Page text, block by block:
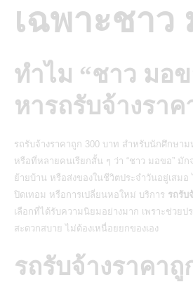
เฉพาะชาว
ทำไม “ชาว มอ
หารถรับจ้างราค
รถรับจ้างราคาถูก 300 บาท สำหรับนักศึกษา
หรือที่หลายคนเรียกสั้น ๆ ว่า “ชาว มอขอ” มั
ย้ายบ้าน หรือส่งของในชีวิตประจำวันอยู่เสมอ
ปิดเทอม หรือการเปลี่ยนหอใหม่ บริการ รถรับ
เลือกที่ได้รับความนิยมอย่างมาก เพราะช่วยป
สะดวกสบาย ไม่ต้องเหนื่อยยกของเอง
รถรับจ้างราคาถู